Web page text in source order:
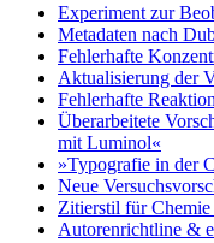
Experiment zur
Metadaten nach
Fehlerhafte
Aktualisierung der
Fehlerhafte
Überarbeitete
mit Luminol«
»Typografie in der
Neue
Zitierstil für
Autorenrichtline &